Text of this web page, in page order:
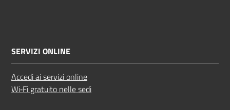
SERVIZI ONLINE
Accedi ai servizi online
Wi‑Fi gratuito nelle sedi